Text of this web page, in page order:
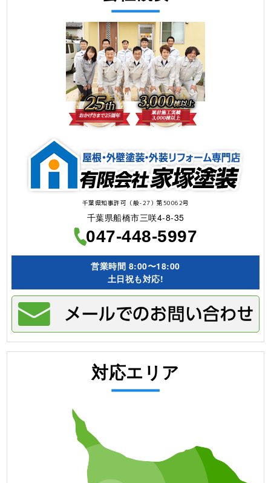
千葉県知事許可（般-27）第50062号
千葉県船橋市三咲4-8-35
047-448-5997
営業時間 8:00〜18:00
土日祝も対応!
対応エリア